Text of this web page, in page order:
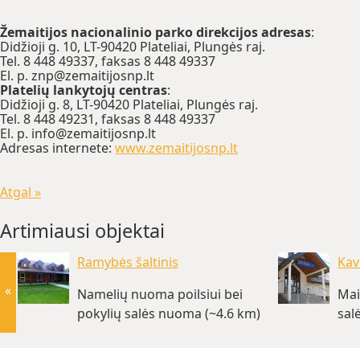
Žemaitijos nacionalinio parko direkcijos adresas:
Didžioji g. 10, LT-90420 Plateliai, Plungės raj.
Tel. 8 448 49337, faksas 8 448 49337
El. p. znp@zemaitijosnp.lt
Platelių lankytojų centras:
Didžioji g. 8, LT-90420 Plateliai, Plungės raj.
Tel. 8 448 49231, faksas 8 448 49337
El. p. info@zemaitijosnp.lt
Adresas internete: www.zemaitijosnp.lt
Atgal »
Artimiausi objektai
Ramybės šaltinis
Namelių nuoma poilsiui bei
pokylių salės nuoma (~4.6 km)
«